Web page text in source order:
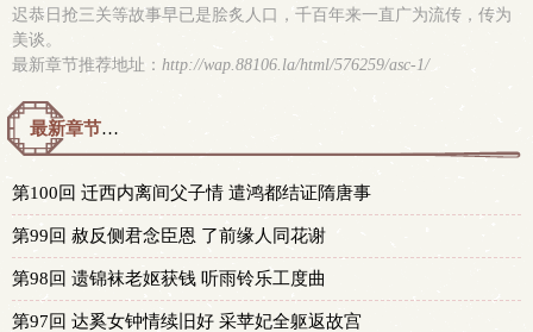
迟恭日抢三关等故事早已是脍炙人口，千百年来一直广为流传，传为
美谈。
最新章节推荐地址： http://wap.88106.la/html/576259/asc-1/
最新章节预览 更新时间：2015-05-02T14:57:34
第100回 迁西内离间父子情 遣鸿都结证隋唐事
第99回 赦反侧君念臣恩 了前缘人同花谢
第98回 遗锦袜老妪获钱 听雨铃乐工度曲
第97回 达奚女钟情续旧好 采苹妃全躯返故宫